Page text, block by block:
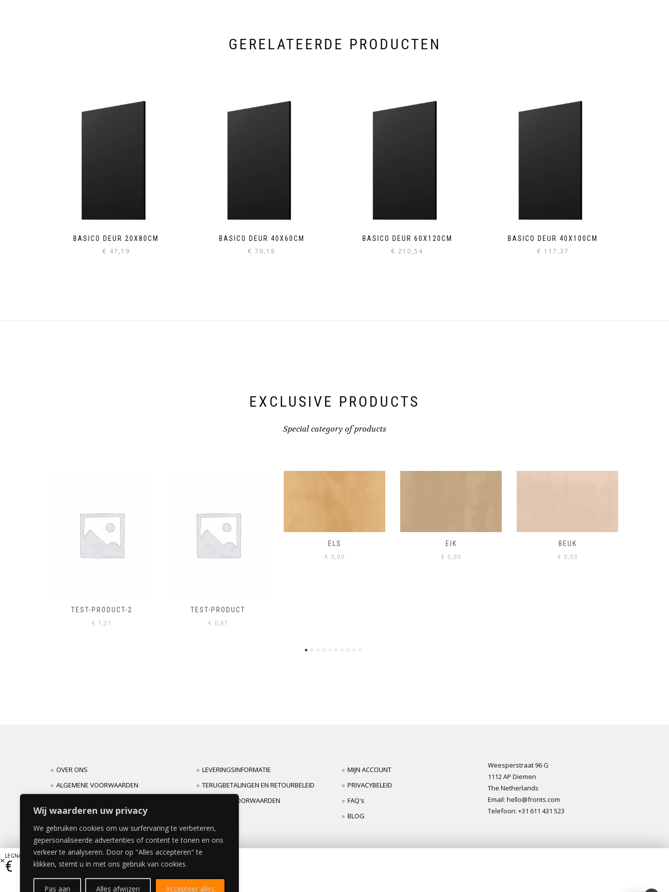
Wij waarderen uw privacy
We gebruiken cookies om uw surfervaring te verbeteren,
gepersonaliseerde advertenties of content te tonen en ons
verkeer te analyseren. Door op "Alles accepteren" te
klikken, stemt u in met ons gebruik van cookies.
Pas aan Alles afwijzen Accepteer alles
GERELATEERDE PRODUCTEN
BASICO DEUR 20X80CM
€ 47,19
BASICO DEUR 40X60CM
€ 70,18
BASICO DEUR 60X120CM
€ 210,54
BASICO DEUR 40X100CM
€ 117,37
EXCLUSIVE PRODUCTS
Special category of products
TEST-PRODUCT
€ 0,61
ELS
€0,00
EIK
€ 0,00
BEUK
€ 0,00
VISONE
€ 0,00
OVER ONS
ALGEMENE VOORWAARDEN
LEVERINGSINFORMATIE
TERUGBETALINGEN EN RETOURBELEID
GARANTIEVOORWAARDEN
MIJN ACCOUNT
PRIVACYBELEID
FAQ's
BLOG
Weesperstraat 96 G
1112 AP Diemen
The Netherlands
Email: hello@fronts.com
Telefoon: +31 611 431 523
LEGNARIA BEDDEKINGSPANEEL 62x140cm
€ 166,98